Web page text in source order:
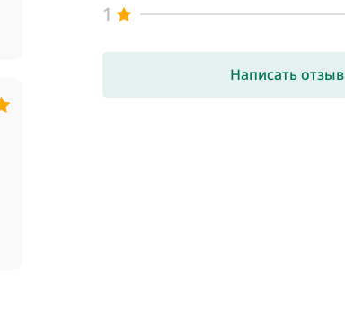
1
Написать отзыв